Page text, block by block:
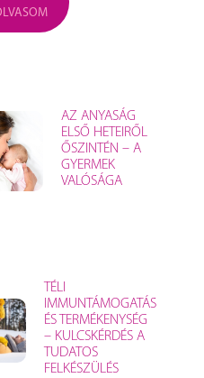
AZ ANYASÁG
ELSŐ HETEIRŐL
ŐSZINTÉN – A
GYERMEK
VALÓSÁGA
TÉLI
IMMUNTÁMOGATÁS
ÉS TERMÉKENYSÉG
– KULCSKÉRDÉS A
TUDATOS
FELKÉSZÜLÉS